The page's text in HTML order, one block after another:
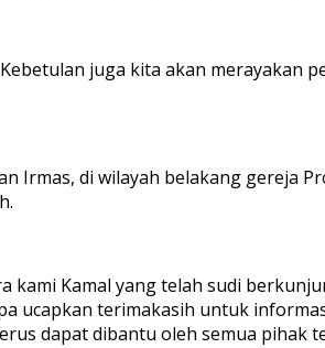
juga kita akan merayakan
Irmas, di wilayah belakang gereja
Kamal yang telah sudi
ucapkan terimakasih untuk
dapat dibantu oleh semua pihak